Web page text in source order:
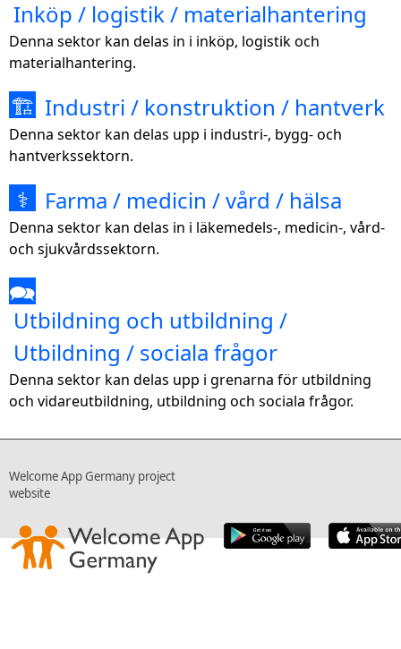
Inköp / logistik / materialhantering
Denna sektor kan delas in i inköp, logistik och
materialhantering.
🏗 Industri / konstruktion / hantverk
Denna sektor kan delas upp i industri-, bygg- och
hantverkssektorn.
⚕ Farma / medicin / vård / hälsa
Denna sektor kan delas in i läkemedels-, medicin-, vård-
och sjukvårdssektorn.
🗪
Utbildning och utbildning /
Utbildning / sociala frågor
Denna sektor kan delas upp i grenarna för utbildning
och vidareutbildning, utbildning och sociala frågor.
Welcome App Germany project
website